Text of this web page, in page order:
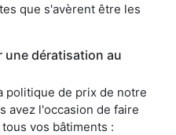
que s'avèrent être les
dératisation au
politique de prix de notre
avez l'occasion de faire
vos bâtiments :